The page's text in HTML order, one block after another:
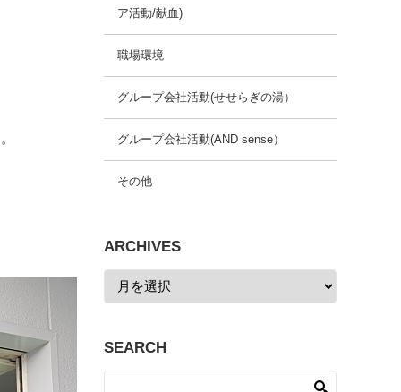
ア活動/献血)
職場環境
グループ会社活動(せせらぎの湯）
グループ会社活動(AND sense）
その他
ARCHIVES
SEARCH